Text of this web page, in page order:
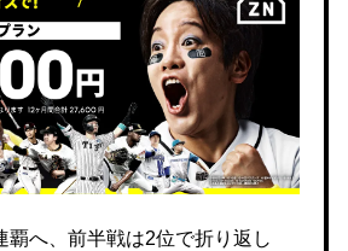
覇へ、前半戦は2位で折り返し